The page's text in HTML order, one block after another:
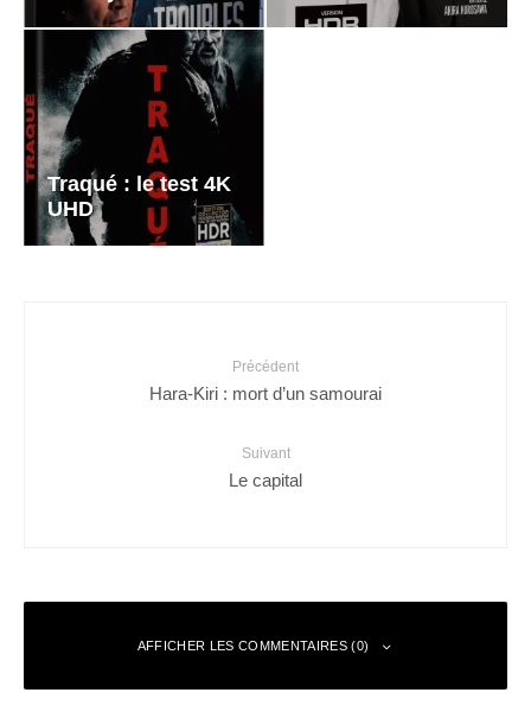
Traqué : le test 4K
UHD
Précédent
Hara-Kiri : mort d’un samourai
Suivant
Le capital
AFFICHER LES COMMENTAIRES (0)